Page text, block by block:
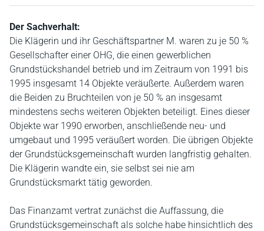
Der Sachverhalt:
Die Klägerin und ihr Geschäftspartner M. waren zu je 50 %
Gesellschafter einer OHG, die einen gewerblichen
Grundstückshandel betrieb und im Zeitraum von 1991 bis
1995 insgesamt 14 Objekte veräußerte. Außerdem waren
die Beiden zu Bruchteilen von je 50 % an insgesamt
mindestens sechs weiteren Objekten beteiligt. Eines dieser
Objekte war 1990 erworben, anschließende neu- und
umgebaut und 1995 veräußert worden. Die übrigen Objekte
der Grundstücksgemeinschaft wurden langfristig gehalten.
Die Klägerin wandte ein, sie selbst sei nie am
Grundstücksmarkt tätig geworden.
Das Finanzamt vertrat zunächst die Auffassung, die
Grundstücksgemeinschaft als solche habe hinsichtlich des